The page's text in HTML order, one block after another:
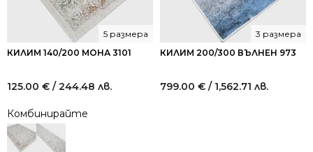
КИЛИМ 140/200 МОНА 3101
5 размера
125.00 € / 244.48 лв.
Комбинирайте
КИЛИМ 200/300 ВЪЛНЕН 973
3 размера
799.00 € / 1,562.71 лв.